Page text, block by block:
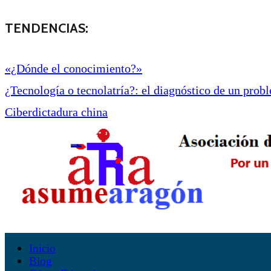
TENDENCIAS:
«¿Dónde el conocimiento?»
¿Tecnología o tecnolatría?: el diagnóstico de un
Ciberdictadura china
Inicio
Blog